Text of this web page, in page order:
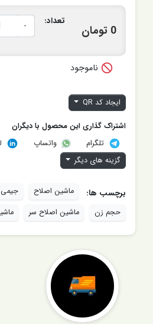
0 تومان
تعداد: -
 ناموجود
ایجاد کد QR
اشتراک گذاری این محصول با دیگران
تلگرام
واتساپ
گزینه های دیگر
برچسب ها: ماشین اصلاح جیمی
حجم زن
ماشین اصلاح سر